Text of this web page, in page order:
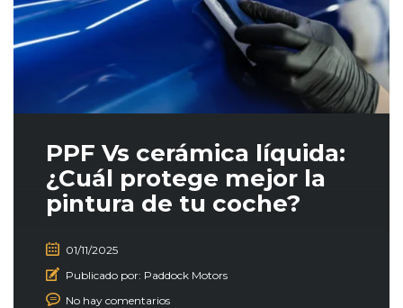
PPF Vs cerámica líquida:
¿Cuál protege mejor la
pintura de tu coche?
01/11/2025
Publicado por: Paddock Motors
No hay comentarios